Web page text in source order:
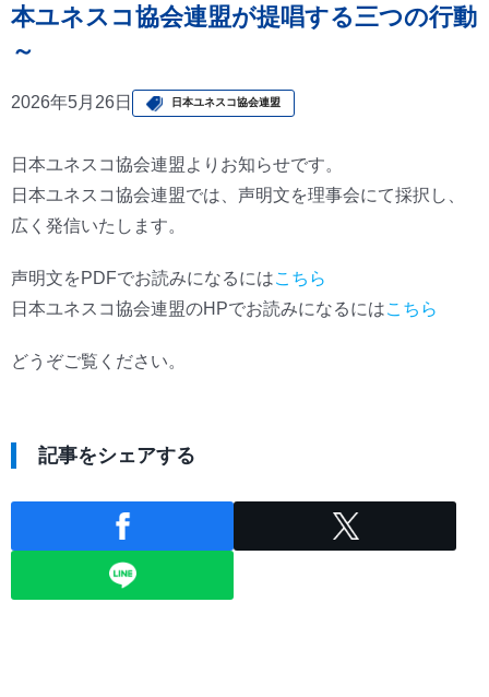
本ユネスコ協会連盟が提唱する三つの行動
～
2026年5月26日 日本ユネスコ協会連盟
日本ユネスコ協会連盟よりお知らせです。
日本ユネスコ協会連盟では、声明文を理事会にて採択し、
広く発信いたします。
声明文をPDFでお読みになるにはこちら
日本ユネスコ協会連盟のHPでお読みになるにはこちら
どうぞご覧ください。
記事をシェアする